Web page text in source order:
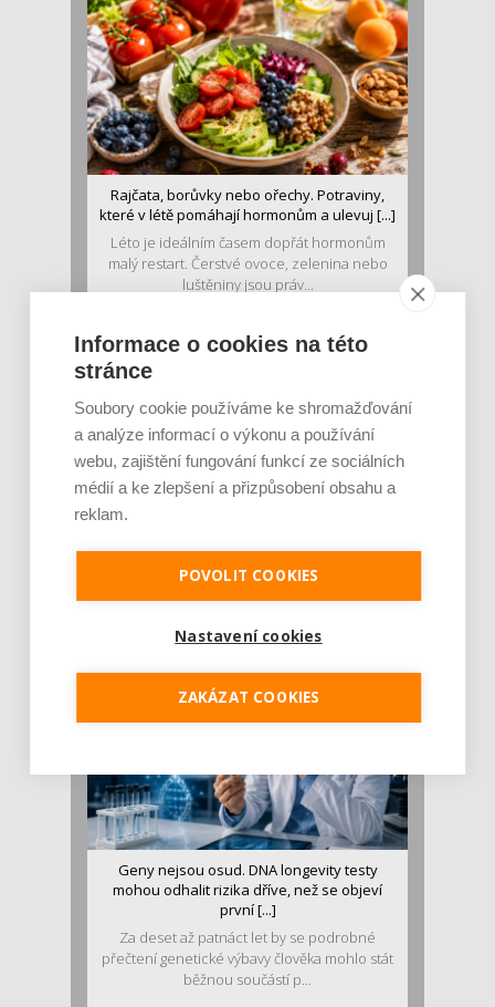
Rajčata, borůvky nebo ořechy. Potraviny,
které v létě pomáhají hormonům a ulevuj [...]
Léto je ideálním časem dopřát hormonům
malý restart. Čerstvé ovoce, zelenina nebo
luštěniny jsou práv...
stravě ho mám dostatek. Znáte nejčastějš [...]
Pojem protein již nějakou dobu rezonuje
v oblasti zdraví, výživy i dlouhověkosti. Přesto
Geny nejsou osud. DNA longevity testy
mohou odhalit rizika dříve, než se objeví
první [...]
Za deset až patnáct let by se podrobné
přečtení genetické výbavy člověka mohlo stát
běžnou součástí p...
Informace o cookies na této
stránce
Soubory cookie používáme ke shromažďování
a analýze informací o výkonu a používání
webu, zajištění fungování funkcí ze sociálních
médií a ke zlepšení a přizpůsobení obsahu a
reklam.
POVOLIT COOKIES
Nastavení cookies
ZAKÁZAT COOKIES